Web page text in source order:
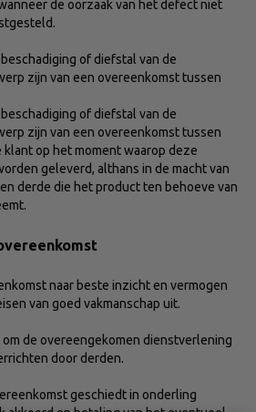
de oorzaak van het defect niet
of diefstal van de
zijn van een overeenkomst tussen
of diefstal van de
zijn van een overeenkomst tussen
klant op het moment waarop deze
geleverd, althans in de macht van
derde die het product ten behoeve van
naar beste inzicht en vermogen
van goed vakmanschap uit.
de overeengekomen dienstverlening
door derden.
geschiedt in onderling